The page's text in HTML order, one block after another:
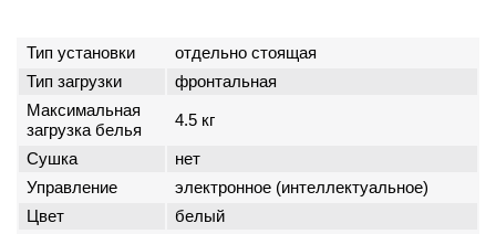
Тип установки
отдельно стоящая
Тип загрузки
фронтальная
Максимальная
загрузка белья
4.5 кг
Сушка
нет
Управление
электронное (интеллектуальное)
Цвет
белый